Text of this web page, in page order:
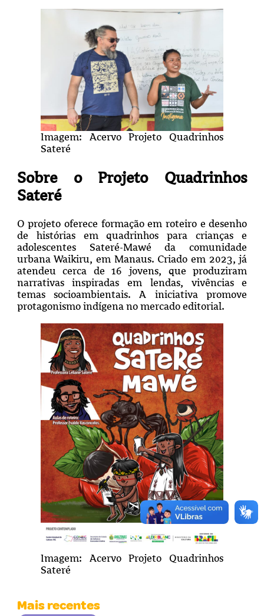
Imagem: Acervo Projeto Quadrinhos
Sateré
Sobre o Projeto Quadrinhos
Sateré
O projeto oferece formação em roteiro e desenho
de histórias em quadrinhos para crianças e
adolescentes Sateré-Mawé da comunidade
urbana Waikiru, em Manaus. Criado em 2023, já
atendeu cerca de 16 jovens, que produziram
narrativas inspiradas em lendas, vivências e
temas socioambientais. A iniciativa promove
protagonismo indígena no mercado editorial.
Imagem: Acervo Projeto Quadrinhos
Sateré
Mais recentes